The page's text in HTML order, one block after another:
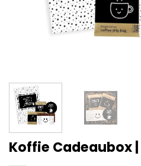
Koffie Cadeaubox